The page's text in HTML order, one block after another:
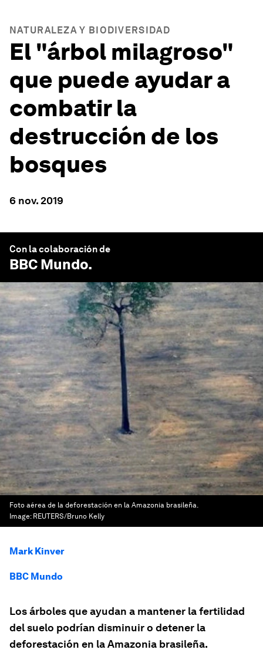
NATURALEZA Y BIODIVERSIDAD
El "árbol milagroso"
que puede ayudar a
combatir la
destrucción de los
bosques
6 nov. 2019
Con la colaboración de
BBC Mundo.
Foto aérea de la deforestación en la Amazonia brasileña.
Image: REUTERS/Bruno Kelly
Mark Kinver
BBC Mundo
Los árboles que ayudan a mantener la fertilidad
del suelo podrían disminuir o detener la
deforestación en la Amazonia brasileña.